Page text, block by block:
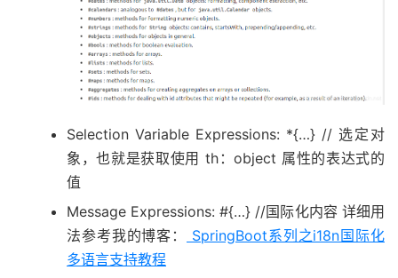
Selection Variable Expressions: *{…} // 选定对
象，也就是获取使用 th：object 属性的表达式的
值
Message Expressions: #{…} //国际化内容 详细用
法参考我的博客：
SpringBoot系列之i18n国际化
多语言支持教程